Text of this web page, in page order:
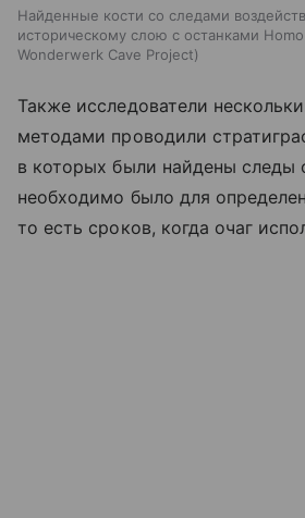
Найденные кости со следами
историческому слою с останками
Wonderwerk Cave Project
Также исследователи
методами проводили
в которых были найдены следы
необходимо было для
то есть сроков, когда очаг